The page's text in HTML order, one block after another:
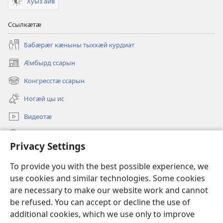
Privacy Settings
To provide you with the best possible experience, we
use cookies and similar technologies. Some cookies
are necessary to make our website work and cannot
be refused. You can accept or decline the use of
additional cookies, which we use only to improve
Ссылкӕтӕ
Бабӕрӕг кӕныны тыххӕй курдиат
Ӕмбырд ссарын
(opens
new
window)
Конгресстӕ ссарын
(opens
new
window)
Ногӕй цы ис
Видеотӕ
(opens
window)Хъахъхъӕнӕн мӕсыджы ОНЛАЙН-БИБЛИОТЕКӔ™
(opens
new
window)JW Hub ®
(opens